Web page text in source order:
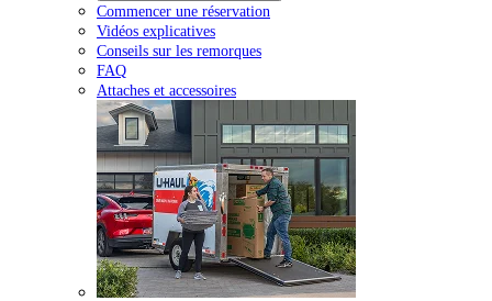
Commencer une réservation
Vidéos explicatives
Conseils sur les remorques
FAQ
Attaches et accessoires